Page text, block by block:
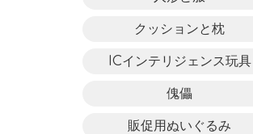
クッションと枕
ICインテリジェンス玩具
傀儡
販促用ぬいぐるみ